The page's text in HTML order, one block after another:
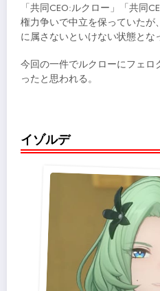
「共同CEO:ルクロー」「共同
権力争いで中立を保っていた
に属さないといけない状態とな
今回の一件でルクローにフェロ
ったと思われる。
イゾルデ